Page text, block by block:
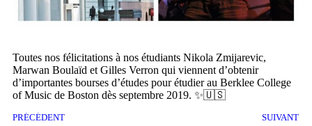
Toutes nos félicitations à nos étudiants Nikola Zmijarevic,
Marwan Boulaïd et Gilles Verron qui viennent d’obtenir
d’importantes bourses d’études pour étudier au Berklee College
of Music de Boston dès septembre 2019. ✨🇺🇸
PRÉCÉDENT SUIVANT